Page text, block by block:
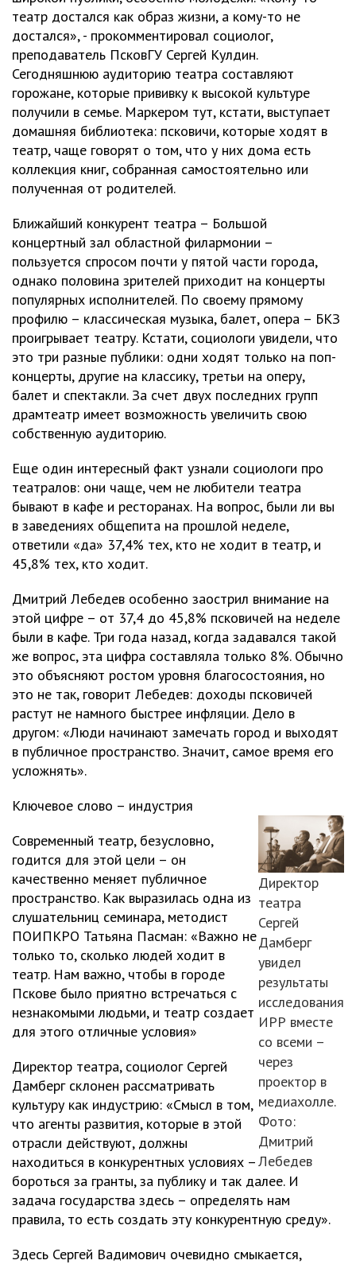
театр достался как образ жизни, а кому-то не
достался», - прокомментировал социолог,
преподаватель ПсковГУ Сергей Кулдин.
Сегодняшнюю аудиторию театра составляют
горожане, которые прививку к высокой культуре
получили в семье. Маркером тут, кстати, выступает
домашняя библиотека: псковичи, которые ходят в
театр, чаще говорят о том, что у них дома есть
коллекция книг, собранная самостоятельно или
полученная от родителей.
Ближайший конкурент театра – Большой
концертный зал областной филармонии –
пользуется спросом почти у пятой части города,
однако половина зрителей приходит на концерты
популярных исполнителей. По своему прямому
профилю – классическая музыка, балет, опера – БКЗ
проигрывает театру. Кстати, социологи увидели, что
это три разные публики: одни ходят только на поп-
концерты, другие на классику, третьи на оперу,
балет и спектакли. За счет двух последних групп
драмтеатр имеет возможность увеличить свою
собственную аудиторию.
Еще один интересный факт узнали социологи про
театралов: они чаще, чем не любители театра
бывают в кафе и ресторанах. На вопрос, были ли вы
в заведениях общепита на прошлой неделе,
ответили «да» 37,4% тех, кто не ходит в театр, и
45,8% тех, кто ходит.
Дмитрий Лебедев особенно заострил внимание на
этой цифре – от 37,4 до 45,8% псковичей на неделе
были в кафе. Три года назад, когда задавался такой
же вопрос, эта цифра составляла только 8%. Обычно
это объясняют ростом уровня благосостояния, но
это не так, говорит Лебедев: доходы псковичей
растут не намного быстрее инфляции. Дело в
другом: «Люди начинают замечать город и выходят
в публичное пространство. Значит, самое время его
усложнять».
Ключевое слово – индустрия
Директор
театра
Сергей
Дамберг
увидел
результаты
исследования
ИРР вместе
со всеми –
через
проектор в
медиахолле.
Фото:
Дмитрий
Лебедев
Современный театр, безусловно,
годится для этой цели – он
качественно меняет публичное
пространство. Как выразилась одна из
слушательниц семинара, методист
ПОИПКРО Татьяна Пасман: «Важно не
только то, сколько людей ходит в
театр. Нам важно, чтобы в городе
Пскове было приятно встречаться с
незнакомыми людьми, и театр создает
для этого отличные условия»
Директор театра, социолог Сергей
Дамберг склонен рассматривать
культуру как индустрию: «Смысл в том,
что агенты развития, которые в этой
отрасли действуют, должны
находиться в конкурентных условиях –
бороться за гранты, за публику и так далее. И
задача государства здесь – определять нам
правила, то есть создать эту конкурентную среду».
Здесь Сергей Вадимович очевидно смыкается,